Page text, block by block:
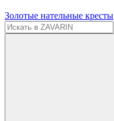
Золотые нательные кресты